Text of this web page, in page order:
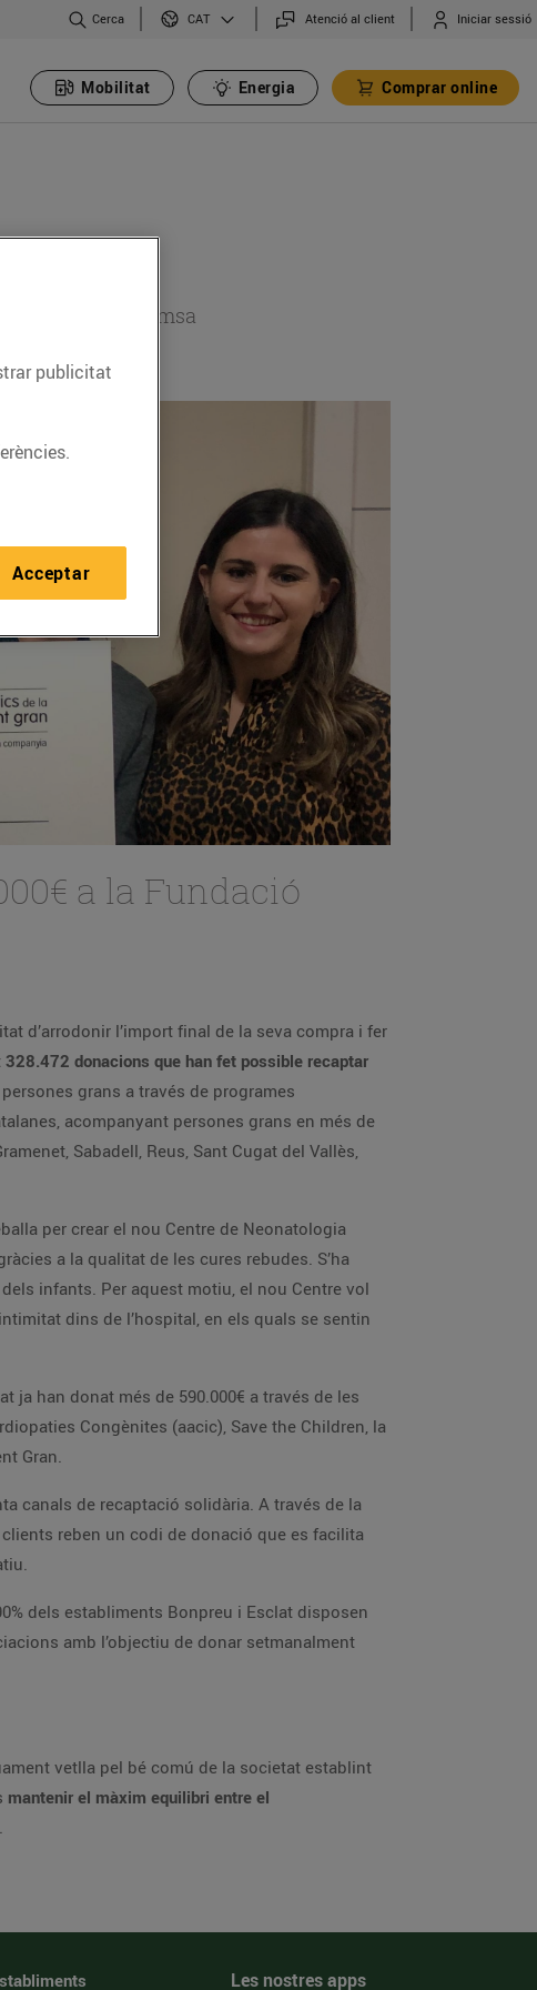
Cerca CAT Atenció al client Iniciar sessió
Mobilitat Energia Comprar online
la secció de premsa
a la Fundació
328.472 donacions que han fet possible recaptar
Centre de Neonatologia
Impulsa, la Fundació ACE i la Fundació Amics de la Gent Gran.
relacionada amb el donatiu.
mantenir el màxim equilibri entre el
.
Les nostres apps
publicitat
Acceptar